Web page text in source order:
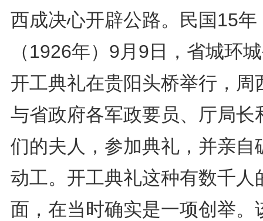
西成决心开辟公路。民国15年
（1926年）9月9日，省城环
开工典礼在贵阳头桥举行，周
与省政府各军政要员、厅局长
们的夫人，参加典礼，并亲自
动工。开工典礼这种有数千人
面，在当时确实是一项创举。